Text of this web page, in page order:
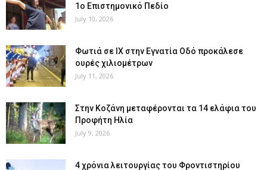
1ο Επιστημονικό Πεδίο
July 10, 2026
Φωτιά σε ΙΧ στην Εγνατία Οδό προκάλεσε
ουρές χιλιομέτρων
July 11, 2026
Στην Κοζάνη μεταφέρονται τα 14 ελάφια του
Προφήτη Ηλία
July 9, 2026
4 χρόνια λειτουργίας του Φροντιστηρίου